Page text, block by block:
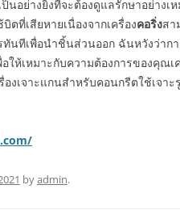
นอย่างยิ่งที่จะต้องดูแลรักษาอย่างเ
ที่เสียหายเนื่องจากเครื่องคอริ่งสา
ทันทีเพื่อนำชิ้นส่วนออก ฉันหวังว่าก
ให้เหมาะกับความต้องการของคุณ
งเจาะแกนสำหรับคอนกรีตใช้เจา
byadmin.